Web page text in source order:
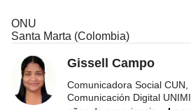
ONU
Santa Marta (Colombia)
Gissell Campo
Comunicadora Social
Comunicación Digital